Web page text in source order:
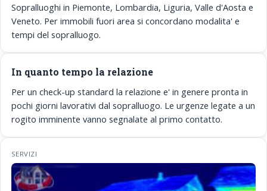
Sopralluoghi in Piemonte, Lombardia, Liguria, Valle d'Aosta e
Veneto. Per immobili fuori area si concordano modalita' e
tempi del sopralluogo.
In quanto tempo la relazione
Per un check-up standard la relazione e' in genere pronta in
pochi giorni lavorativi dal sopralluogo. Le urgenze legate a un
rogito imminente vanno segnalate al primo contatto.
SERVIZI